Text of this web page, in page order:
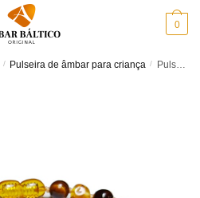
0
/ Pulseira de âmbar para criança / Pulseira de âmbar criança barroco mel e olho de tigre polido – 16,5 cm